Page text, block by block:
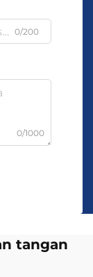
0/200
0/1000
tangan